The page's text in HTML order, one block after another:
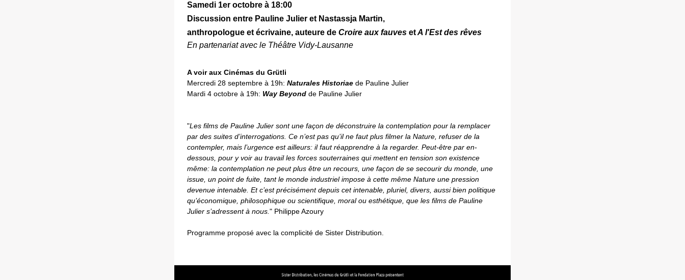
Samedi 1er octobre à 18:00
Discussion entre Pauline Julier et Nastassja Martin,
anthropologue et écrivaine, auteure de Croire aux fauves etA l'Est des rêves
En partenariat avec le Théâtre Vidy-Lausanne
A voir aux Cinémas du Grütli
Mercredi 28 septembre à 19h: Naturales Historiae de Pauline Julier
Mardi 4 octobre à 19h: Way Beyond de Pauline Julier
"Les films de Pauline Julier sont une façon de déconstruire la contemplation pour la remplacer
par des suites d’interrogations. Ce n’est pas qu’il ne faut plus filmer la Nature, refuser de la
contempler, mais l’urgence est ailleurs: il faut réapprendre à la regarder. Peut-être par en-
dessous, pour y voir au travail les forces souterraines qui mettent en tension son existence
même: la contemplation ne peut plus être un recours, une façon de se secourir du monde, une
issue, un point de fuite, tant le monde industriel impose à cette même Nature une pression
devenue intenable. Et c’est précisément depuis cet intenable, pluriel, divers, aussi bien politique
qu’économique, philosophique ou scientifique, moral ou esthétique, que les films de Pauline
Julier s’adressent à nous." Philippe Azoury
Programme proposé avec la complicité de Sister Distribution.